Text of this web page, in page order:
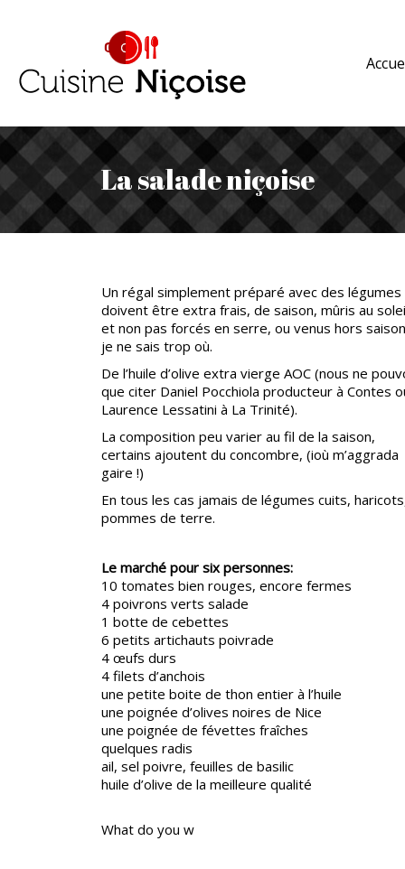
La salade niçoise
Un régal simplement préparé avec des légumes
doivent être extra frais, de saison, mûris au
et non pas forcés en serre, ou venus hors
je ne sais trop où.
De l’huile d’olive extra vierge AOC (nous ne
que citer Daniel Pocchiola producteur à Contes
Laurence Lessatini à La Trinité).
La composition peu varier au fil de la saison,
certains ajoutent du concombre, (ioù m’aggrada
gaire !)
En tous les cas jamais de légumes cuits,
pommes de terre.
Le marché pour six personnes:
10 tomates bien rouges, encore fermes
4 poivrons verts salade
1 botte de cebettes
6 petits artichauts poivrade
4 œufs durs
4 filets d’anchois
une petite boite de thon entier à l’huile
une poignée d’olives noires de Nice
une poignée de févettes fraîches
quelques radis
ail, sel poivre, feuilles de basilic
huile d’olive de la meilleure qualité
What do you w